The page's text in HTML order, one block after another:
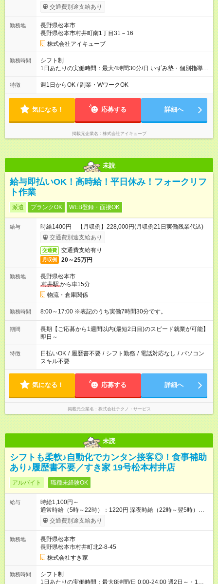
勤務日数・期間に応じた昇給あります！ 【試用期間】試用期間
なし
交通費別途支給あり
勤務地
長野県松本市
長野県松本市村井町南1丁目31－16
株式会社アイキューブ
勤務時間
シフト制
1日あたりの実働時間：最大4時間30分/日 いずみ塾・個別指導の
勤務時間帯は以下の通りです。 ↓ ・16:40～18:10 ・18:20～
19:50 ・20:00～21:30 勤務曜日：火・水・木・金・土 上記よ
時間で働きたい方、 バイトでしっかり稼ぎたい方、 どちらもお
気軽にご相談ください。
特徴 週1日からOK / 副業・WワークOK
気になる！ 応募する 詳細へ
掲載元企業名 株式会社アイキューブ
未読
給与即払いOK！高時給！平日休み！フォークリフ
ト作業
派遣 ブランクOK WEB登録・面接OK
給与
時給1400円 【月収例】228,000円(月収例21日実働残業代込)
交通費別途支給あり
交通費 交通費支給有り
月収例 20～25万円
勤務地
長野県松本市
村井駅から車15分
物流・倉庫関係
勤務時間 8:00～17:00 ※表記のうち実働7時間30分です。
期間
長期【ご応募から1週間以内(最短2日目)のスピード就業が可能】
即日～
特徴 日払いOK / 履歴書不要 / シフト勤務 / 電話対応なし / パソコン
スキル不要
気になる！ 応募する 詳細へ
掲載元企業名 株式会社テクノ・サービス
未読
シフトも柔軟♪自動化でカンタン接客◎！食事補助
あり♪履歴書不要／すき家 19号松本村井店
アルバイト 職種未経験OK
給与
時給1,100円～
通常時給（5時～22時）：1220円 深夜時給（22時～翌5時）：
1525円 高校生時給：1100円 【特別手当】早朝手当（5：00-9：
00）時給+150円 【試用期間】試用期間あり 試用期間の長さ：1
30日（※条件変更なし）ですが、切り上げで一ヶ月とさせてい
ただきます。 研修制度あり：15時間(研修中も同時給）
交通費別途支給あり
勤務地
長野県松本市
長野県松本市村井町北2-8-45
株式会社すき家
勤務時間
シフト制
1日あたりの実働時間：最大8時間/日 0:00-24:00 週2日～・1日